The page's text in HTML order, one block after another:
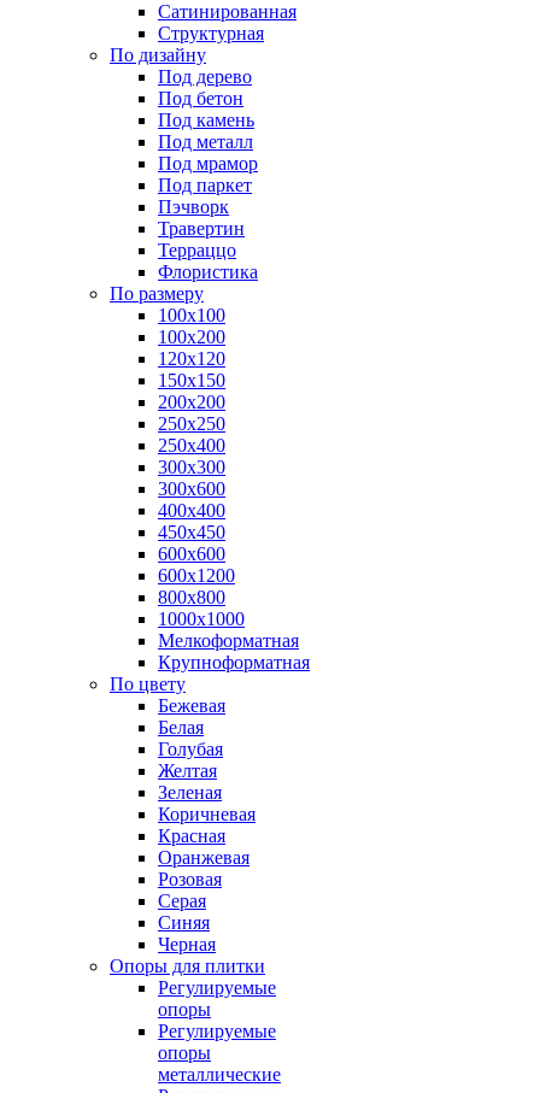
Сатинированная
Структурная
По дизайну
Под дерево
Под бетон
Под камень
Под металл
Под мрамор
Под паркет
Пэчворк
Травертин
Терраццо
Флористика
По размеру
100х100
100х200
120х120
150х150
200х200
250х250
250х400
300х300
300х600
400х400
450х450
600х600
600х1200
800х800
1000х1000
Мелкоформатная
Крупноформатная
По цвету
Бежевая
Белая
Голубая
Желтая
Зеленая
Коричневая
Красная
Оранжевая
Розовая
Серая
Синяя
Черная
Опоры для плитки
Регулируемые
опоры
Регулируемые
опоры
металлические